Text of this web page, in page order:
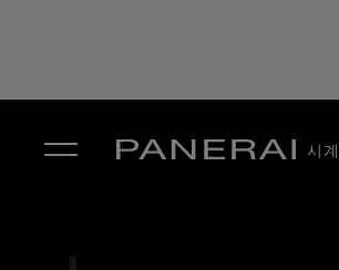
시계